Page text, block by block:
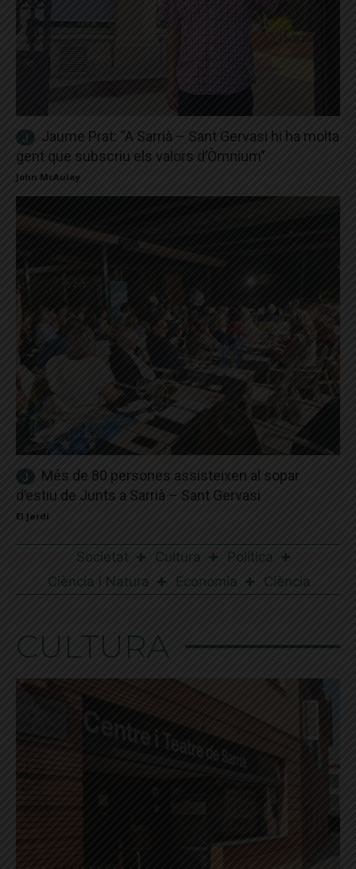
Jaume Prat: “A Sarrià – Sant Gervasi hi ha molta
gent que subscriu els valors d’Òmnium”
John McAulay
Més de 80 persones assisteixen al sopar
d’estiu de Junts a Sarrià – Sant Gervasi
El Jardí
Societat Cultura
Política
Ciència i Natura
Economia Ciència
CULTURA